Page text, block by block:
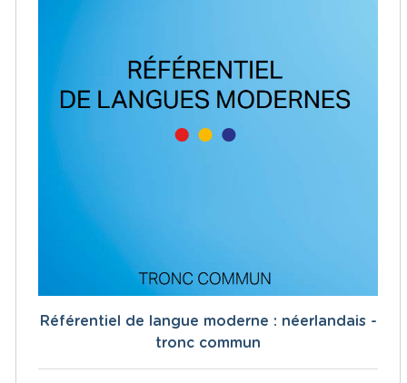
Référentiel de langue moderne : néerlandais -
tronc commun